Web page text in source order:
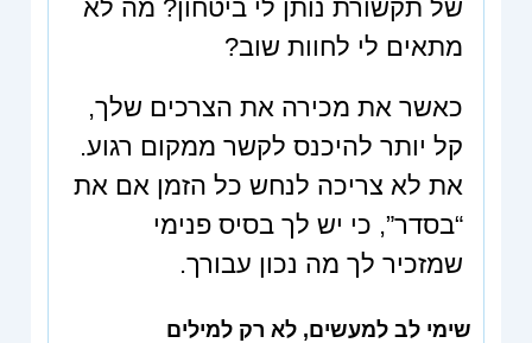
של תקשורת נותן לי ביטחון? מה לא
מתאים לי לחוות שוב?
כאשר את מכירה את הצרכים שלך,
קל יותר להיכנס לקשר ממקום רגוע.
את לא צריכה לנחש כל הזמן אם את
“בסדר”, כי יש לך בסיס פנימי
שמזכיר לך מה נכון עבורך.
שימי לב למעשים, לא רק למילים